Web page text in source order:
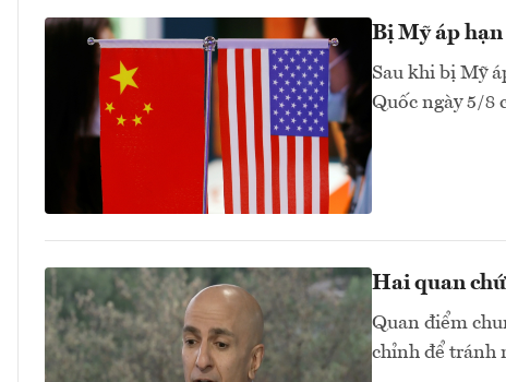
Bị Mỹ áp
Sau khi bị Mỹ
Quốc ngày 5/8
Hai quan
Quan điểm
chỉnh để tránh